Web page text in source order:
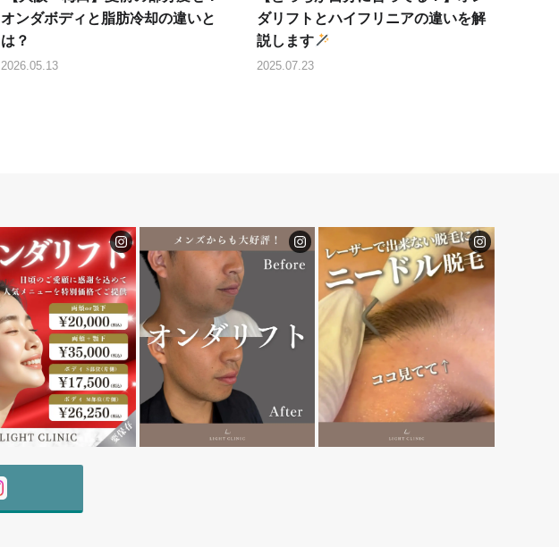
オンダボディと脂肪冷却の違いと
は？
2026.05.13
ダリフトとハイフリニアの違いを解
説します
2025.07.23